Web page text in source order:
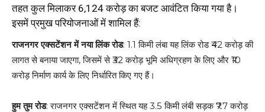
तहत कुल मिलाकर ₹6,124 करोड़ का बजट आवंटित किया गया है।
इसमें प्रमुख परियोजनाओं में शामिल हैं:
राजनगर एक्सटेंशन में नया लिंक रोड: 1.1 किमी लंबा यह लिंक रोड ₹42 करोड़ की
लागत से बनाया जाएगा, जिसमें से ₹32 करोड़ भूमि अधिग्रहण के लिए और ₹10
करोड़ निर्माण कार्य के लिए निर्धारित किए गए हैं।
हुम तुम रोड: राजनगर एक्सटेंशन में स्थित यह 3.5 किमी लंबी सड़क ₹7.7 करोड़